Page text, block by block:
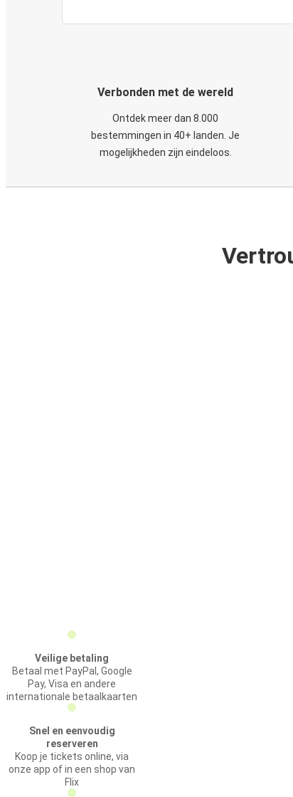
Verbonden met de wereld
Ontdek meer dan 8.000
bestemmingen in 40+ landen. Je
mogelijkheden zijn eindeloos.
Veilige betaling
Betaal met PayPal, Google
Pay, Visa en andere
internationale betaalkaarten
Snel en eenvoudig
reserveren
Koop je tickets online, via
onze app of in een shop van
Flix